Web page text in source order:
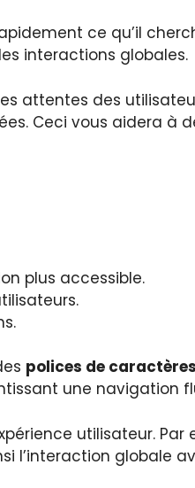
ce qu’il
interactions globales.
attentes des
Ceci vous aidera à
plus accessible.
polices de
une navigation
utilisateur. Par
l’interaction globale